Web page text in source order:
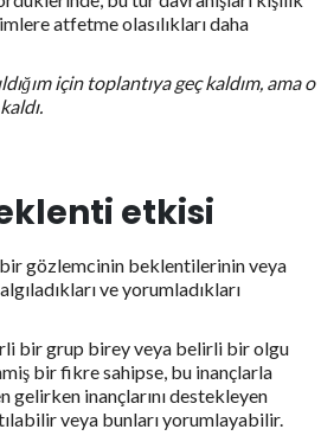
atfetme olasılıkları daha
için toplantıya geç kaldım, ama o
etkisi
gözlemcinin beklentilerinin veya
ve yorumladıkları
bir grup birey veya belirli bir olgu
bir fikre sahipse, bu inançlarla
gelirken inançlarını destekleyen
veya bunları yorumlayabilir.